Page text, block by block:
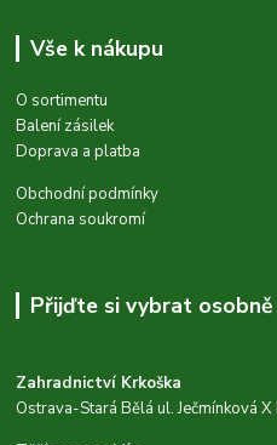
Vše k nákupu
O sortimentu
Balení zásilek
Doprava a platba
Obchodní podmínky
Ochrana soukromí
Přijďte si vybrat osobně
Zahradnictví Krkoška
Ostrava-Stará Bělá ul. Ječmínková X